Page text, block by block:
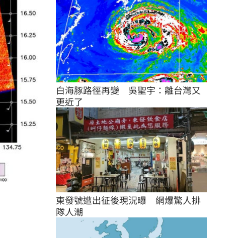
白海豚路徑再變　吳聖宇：離台灣又
更近了
東發號遭出征後現況曝　網爆驚人排
隊人潮